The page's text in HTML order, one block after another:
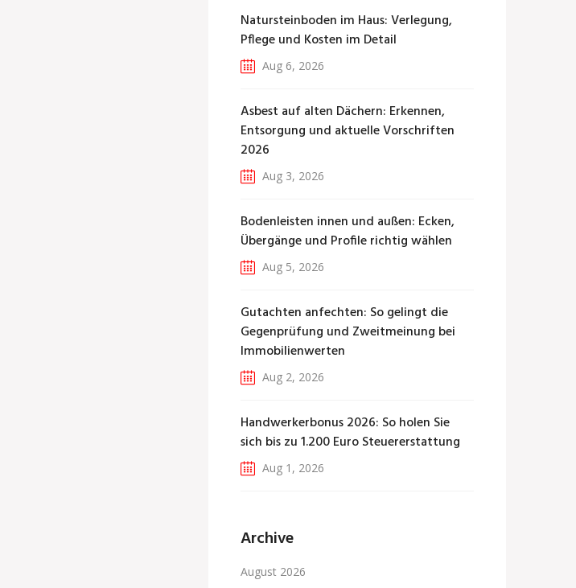
Natursteinboden im Haus: Verlegung,
Pflege und Kosten im Detail
Aug 6, 2026
Asbest auf alten Dächern: Erkennen,
Entsorgung und aktuelle Vorschriften
2026
Aug 3, 2026
Bodenleisten innen und außen: Ecken,
Übergänge und Profile richtig wählen
Aug 5, 2026
Gutachten anfechten: So gelingt die
Gegenprüfung und Zweitmeinung bei
Immobilienwerten
Aug 2, 2026
Handwerkerbonus 2026: So holen Sie
sich bis zu 1.200 Euro Steuererstattung
Aug 1, 2026
Archive
August 2026